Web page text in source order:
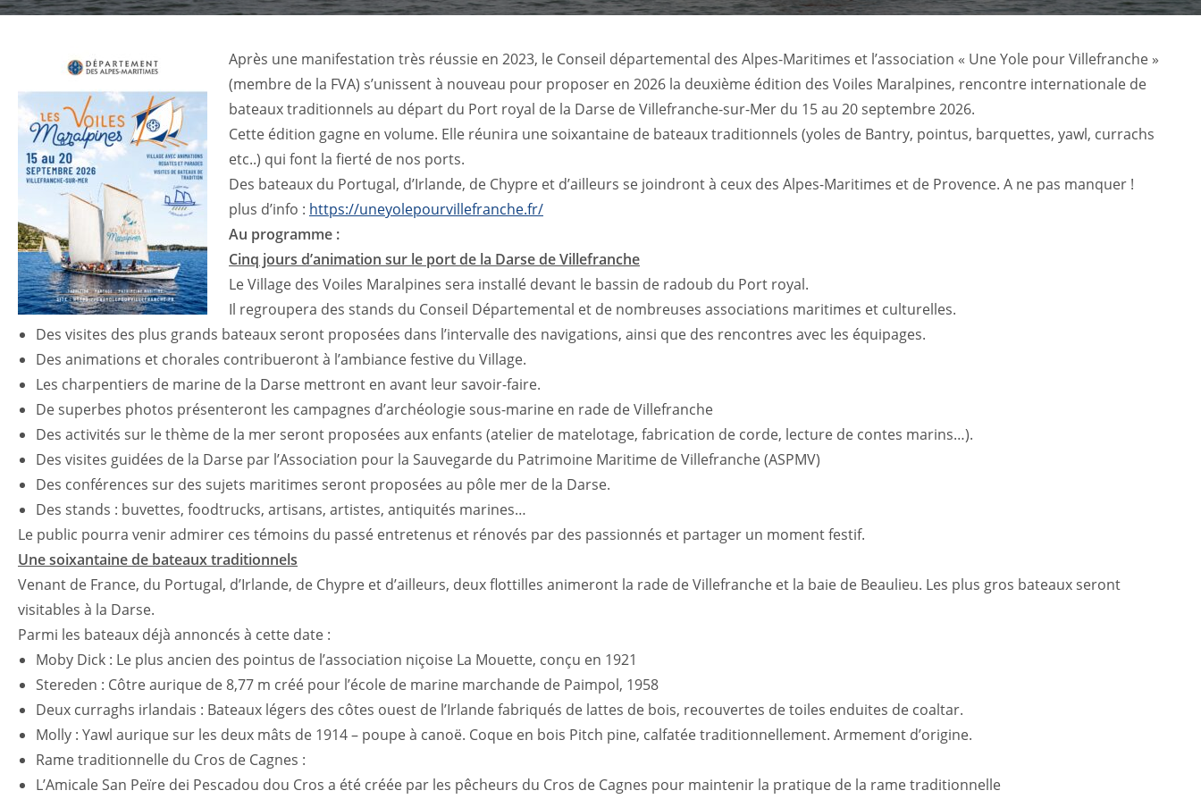
Après une manifestation très réussie en 2023, le Conseil départemental des Alpes-Maritimes et l’association « Une Yole pour Villefranche »
(membre de la FVA) s’unissent à nouveau pour proposer en 2026 la deuxième édition des Voiles Maralpines, rencontre internationale de
bateaux traditionnels au départ du Port royal de la Darse de Villefranche-sur-Mer du 15 au 20 septembre 2026.
Cette édition gagne en volume. Elle réunira une soixantaine de bateaux traditionnels (yoles de Bantry, pointus, barquettes, yawl, currachs
etc..) qui font la fierté de nos ports.
Des bateaux du Portugal, d’Irlande, de Chypre et d’ailleurs se joindront à ceux des Alpes-Maritimes et de Provence. A ne pas manquer !
plus d’info : https://uneyolepourvillefranche.fr/
Au programme :
Cinq jours d’animation sur le port de la Darse de Villefranche
Le Village des Voiles Maralpines sera installé devant le bassin de radoub du Port royal.
Il regroupera des stands du Conseil Départemental et de nombreuses associations maritimes et culturelles.
Des visites des plus grands bateaux seront proposées dans l’intervalle des navigations, ainsi que des rencontres avec les équipages.
Des animations et chorales contribueront à l’ambiance festive du Village.
Les charpentiers de marine de la Darse mettront en avant leur savoir-faire.
De superbes photos présenteront les campagnes d’archéologie sous-marine en rade de Villefranche
Des activités sur le thème de la mer seront proposées aux enfants (atelier de matelotage, fabrication de corde, lecture de contes marins…).
Des visites guidées de la Darse par l’Association pour la Sauvegarde du Patrimoine Maritime de Villefranche (ASPMV)
Des conférences sur des sujets maritimes seront proposées au pôle mer de la Darse.
Des stands : buvettes, foodtrucks, artisans, artistes, antiquités marines…
Le public pourra venir admirer ces témoins du passé entretenus et rénovés par des passionnés et partager un moment festif.
Une soixantaine de bateaux traditionnels
Venant de France, du Portugal, d’Irlande, de Chypre et d’ailleurs, deux flottilles animeront la rade de Villefranche et la baie de Beaulieu. Les plus gros bateaux seront
visitables à la Darse.
Parmi les bateaux déjà annoncés à cette date :
Moby Dick : Le plus ancien des pointus de l’association niçoise La Mouette, conçu en 1921
Stereden : Côtre aurique de 8,77 m créé pour l’école de marine marchande de Paimpol, 1958
Deux curraghs irlandais : Bateaux légers des côtes ouest de l’Irlande fabriqués de lattes de bois, recouvertes de toiles enduites de coaltar.
Molly : Yawl aurique sur les deux mâts de 1914 – poupe à canoë. Coque en bois Pitch pine, calfatée traditionnellement. Armement d’origine.
Rame traditionnelle du Cros de Cagnes :
L’Amicale San Peïre dei Pescadou dou Cros a été créée par les pêcheurs du Cros de Cagnes pour maintenir la pratique de la rame traditionnelle